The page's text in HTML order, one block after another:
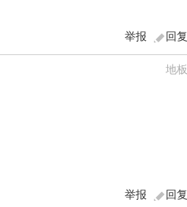
回复
举报
地板
回复
举报